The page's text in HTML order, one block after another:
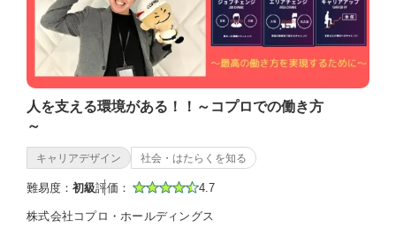
人を支える環境がある！！～コプロでの働き方
～
キャリアデザイン 社会・はたらくを知る
難易度： 初級評価： 4.7
株式会社コプロ・ホールディングス